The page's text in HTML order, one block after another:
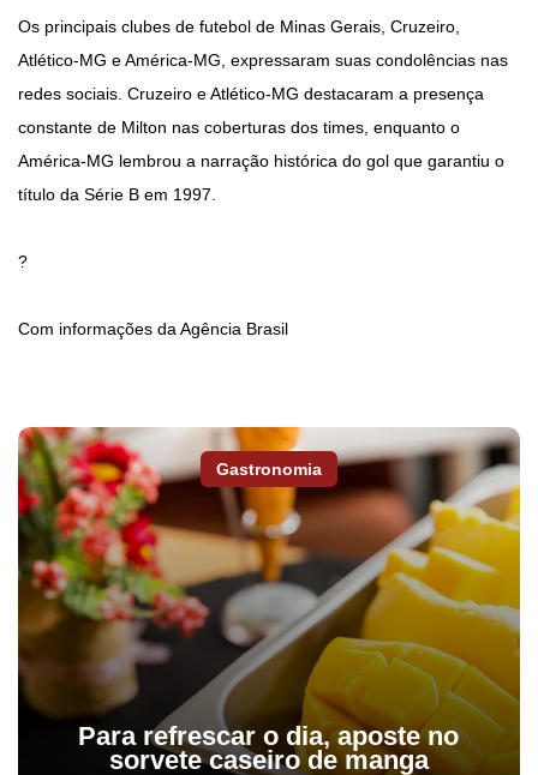
Os principais clubes de futebol de Minas Gerais, Cruzeiro,
Atlético-MG e América-MG, expressaram suas condolências nas
redes sociais. Cruzeiro e Atlético-MG destacaram a presença
constante de Milton nas coberturas dos times, enquanto o
América-MG lembrou a narração histórica do gol que garantiu o
título da Série B em 1997.
?
Com informações da Agência Brasil
Gastronomia
Para refrescar o dia, aposte no
sorvete caseiro de manga